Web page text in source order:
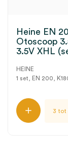
Heine EN
Otoscoop
3.5V XHL
HEINE
1 set, EN 200,
3 tot